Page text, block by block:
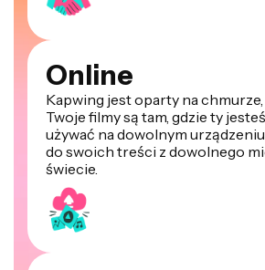
Online
Kapwing jest oparty na chmurze,
Twoje filmy są tam, gdzie ty
używać na dowolnym
do swoich treści z dowolnego
świecie.